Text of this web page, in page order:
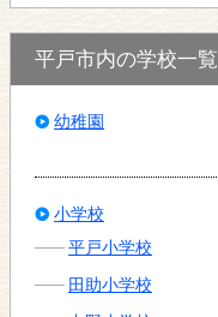
平戸市内の学校一覧
幼稚園
小学校
平戸小学校
田助小学校